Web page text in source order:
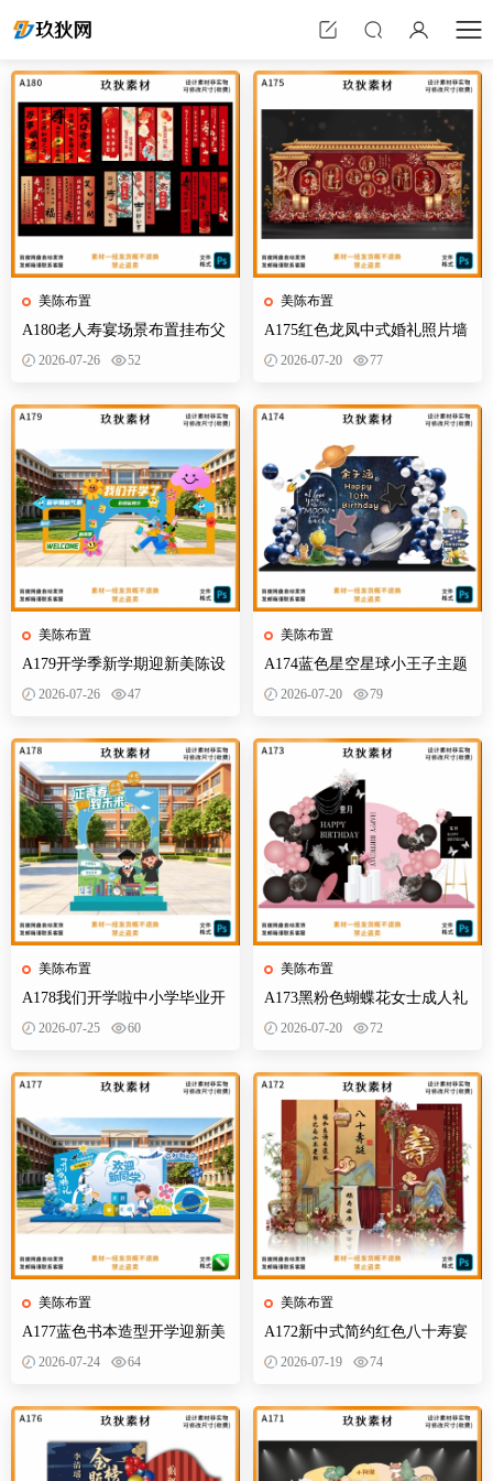
美陈布置
A180老人寿宴场景布置挂布父
母生日装饰寿星60岁帆布条酒
2026-07-26 52
美陈布置
A179开学季新学期迎新美陈设
计素材校园活动布置KT板背景
2026-07-26 47
美陈布置
A178我们开学啦中小学毕业开
学季拍照打卡美陈布置素材
2026-07-25 60
美陈布置
A177蓝色书本造型开学迎新美
陈KT板欢迎新同学开学典礼合
2026-07-24 64
美陈布置
A175红色龙凤中式婚礼照片墙
婚庆迎宾区背景布置效果图KT
2026-07-20 77
美陈布置
A174蓝色星空星球小王子主题
宝宝宴百天十岁生日舞台设计
2026-07-20 79
美陈布置
A173黑粉色蝴蝶花女士成人礼
生日典礼庆典网红装饰布置PS
2026-07-20 72
美陈布置
A172新中式简约红色八十寿宴
生日宴舞台迎宾区背景布置
2026-07-19 74